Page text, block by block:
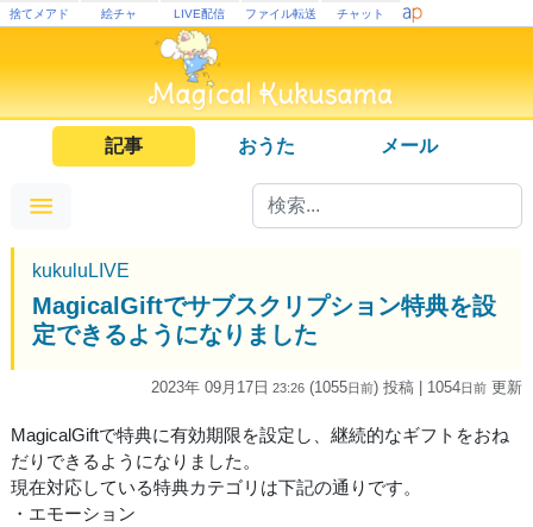
捨てメアド 絵チャ LIVE配信 ファイル転送 チャット
記事 おうた メール
kukuluLIVE
MagicalGiftでサブスクリプション特典を設
定できるようになりました
2023年 09月17日 23:26 (1055日前) 投稿 | 1054日前 更新
MagicalGiftで特典に有効期限を設定し、継続的なギフトをおね
だりできるようになりました。
現在対応している特典カテゴリは下記の通りです。
・エモーション